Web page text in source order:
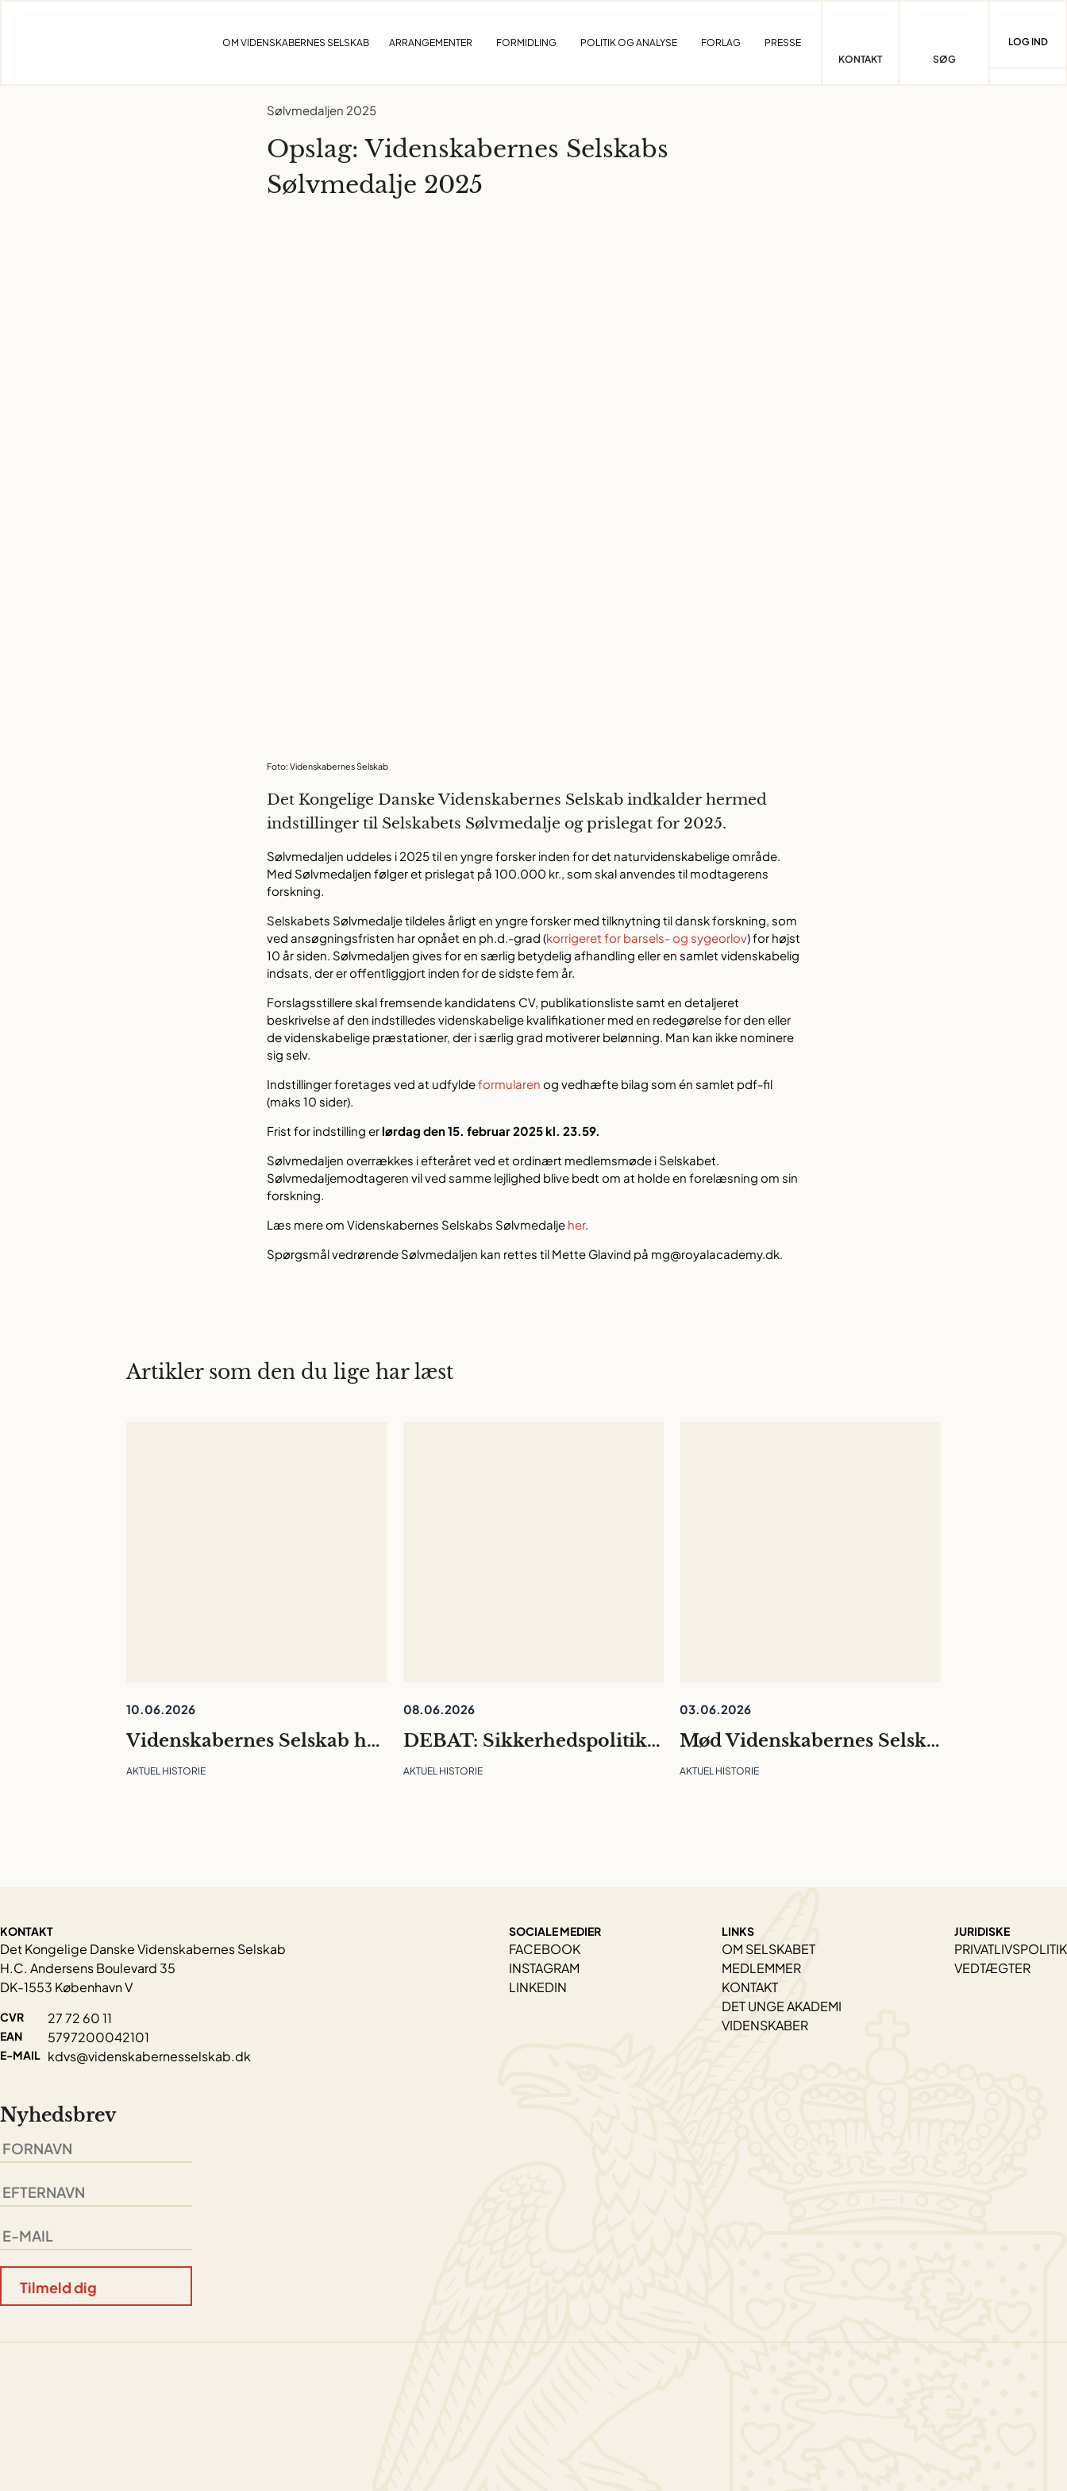
OM VIDENSKABERNES SELSKAB ARRANGEMENTER FORMIDLING POLITIK OG ANALYSE FORLAG
PRESSE
KONTAKT
SØG
LOG IND
Sølvmedaljen 2025
Opslag: Videnskabernes Selskabs
Sølvmedalje 2025
Foto: Videnskabernes Selskab
Det Kongelige Danske Videnskabernes Selskab indkalder hermed
indstillinger til Selskabets Sølvmedalje og prislegat for 2025.
Sølvmedaljen uddeles i 2025 til en yngre forsker inden for det naturvidenskabelige område.
Med Sølvmedaljen følger et prislegat på 100.000 kr., som skal anvendes til modtagerens
forskning.
Selskabets Sølvmedalje tildeles årligt en yngre forsker med tilknytning til dansk forskning, som
ved ansøgningsfristen har opnået en ph.d.-grad (korrigeret for barsels- og sygeorlov) for højst
10 år siden. Sølvmedaljen gives for en særlig betydelig afhandling eller en samlet videnskabelig
indsats, der er offentliggjort inden for de sidste fem år.
Forslagsstillere skal fremsende kandidatens CV, publikationsliste samt en detaljeret
beskrivelse af den indstilledes videnskabelige kvalifikationer med en redegørelse for den eller
de videnskabelige præstationer, der i særlig grad motiverer belønning. Man kan ikke nominere
sig selv.
Indstillinger foretages ved at udfyldeformularen og vedhæfte bilag som én samlet pdf-fil
(maks 10 sider).
Frist for indstilling erlørdag den 15. februar 2025 kl. 23.59.
Sølvmedaljen overrækkes i efteråret ved et ordinært medlemsmøde i Selskabet.
Sølvmedaljemodtageren vil ved samme lejlighed blive bedt om at holde en forelæsning om sin
forskning.
Læs mere om Videnskabernes Selskabs Sølvmedalje her.
Spørgsmål vedrørende Sølvmedaljen kan rettes til Mette Glavind på mg@royalacademy.dk.
Artikler som den du lige har læst
10.06.2026
Videnskabernes Selskab har optaget 30 nye medlemmer
AKTUEL HISTORIE
08.06.2026
DEBAT: Sikkerhedspolitikken er rykket ind på universiteterne. Det må ikke kvæle den fri og langsigtede forskning
AKTUEL HISTORIE
03.06.2026
Mød Videnskabernes Selskab på Folkemødet
AKTUEL HISTORIE
KONTAKT
Det Kongelige Danske Videnskabernes Selskab
H.C. Andersens Boulevard 35
DK-1553 København V
CVR 27 72 60 11
EAN 5797200042101
E-MAIL kdvs@videnskabernesselskab.dk
Nyhedsbrev
SOCIALE MEDIER
FACEBOOK
INSTAGRAM
LINKEDIN
LINKS
OM SELSKABET
MEDLEMMER
KONTAKT
DET UNGE AKADEMI
VIDENSKABER
JURIDISKE
PRIVATLIVSPOLITIK
VEDTÆGTER